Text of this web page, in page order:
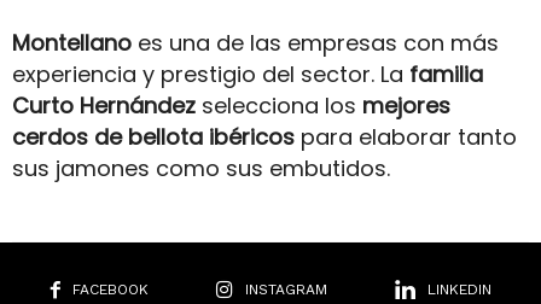
Montellano es una de las empresas con más
experiencia y prestigio del sector. La familia
Curto Hernández selecciona los mejores
cerdos de bellota ibéricos para elaborar tanto
sus jamones como sus embutidos.
FACEBOOK INSTAGRAM LINKEDIN